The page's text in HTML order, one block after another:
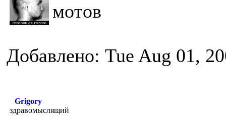
мотов
Добавлено: Tue Aug 01,
Grigory
здравомыслящий